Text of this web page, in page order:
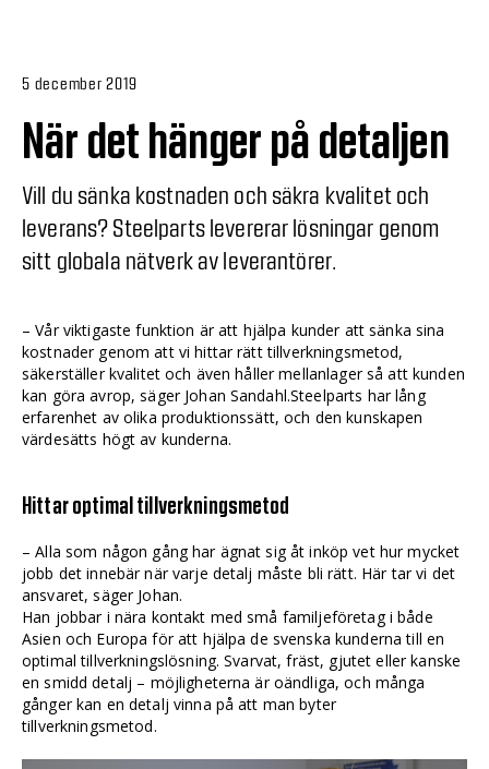
5 december 2019
När det hänger på detaljen
Vill du sänka kostnaden och säkra kvalitet och
leverans? Steelparts levererar lösningar genom
sitt globala nätverk av leverantörer.
– Vår viktigaste funktion är att hjälpa kunder att sänka sina
kostnader genom att vi hittar rätt tillverkningsmetod,
säkerställer kvalitet och även håller mellanlager så att kunden
kan göra avrop, säger Johan Sandahl.Steelparts har lång
erfarenhet av olika produktionssätt, och den kunskapen
värdesätts högt av kunderna.
Hittar optimal tillverkningsmetod
– Alla som någon gång har ägnat sig åt inköp vet hur mycket
jobb det innebär när varje detalj måste bli rätt. Här tar vi det
ansvaret, säger Johan.
Han jobbar i nära kontakt med små familjeföretag i både
Asien och Europa för att hjälpa de svenska kunderna till en
optimal tillverkningslösning. Svarvat, fräst, gjutet eller kanske
en smidd detalj – möjligheterna är oändliga, och många
gånger kan en detalj vinna på att man byter
tillverkningsmetod.